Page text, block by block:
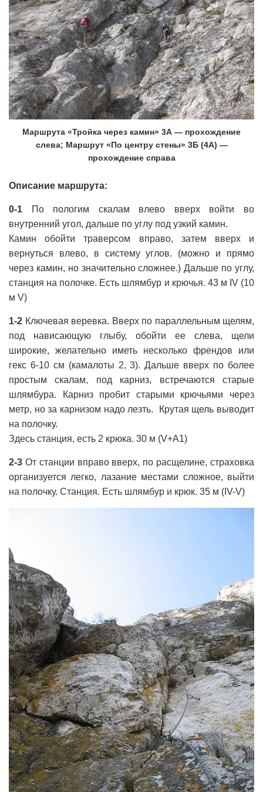
Маршрута «Тройка через камин» 3А — прохождение
слева; Маршрут «По центру стены» 3Б (4А) —
прохождение справа
Описание маршрута:
0-1 По пологим скалам влево вверх войти во
внутренний угол, дальше по углу под узкий камин.
Камин обойти траверсом вправо, затем вверх и
вернуться влево, в систему углов. (можно и прямо
через камин, но значительно сложнее.) Дальше по углу,
станция на полочке. Есть шлямбур и крючья. 43 м IV (10
м V)
1-2 Ключевая веревка. Вверх по параллельным щелям,
под нависающую глыбу, обойти ее слева, щели
широкие, желательно иметь несколько френдов или
гекс 6-10 см (камалоты 2, 3). Дальше вверх по более
простым скалам, под карниз, встречаются старые
шлямбура. Карниз пробит старыми крючьями через
метр, но за карнизом надо лезть. Крутая щель выводит
на полочку.
Здесь станция, есть 2 крюка. 30 м (V+А1)
2-3 От станции вправо вверх, по расщелине, страховка
организуется легко, лазание местами сложное, выйти
на полочку. Станция. Есть шлямбур и крюк. 35 м (IV-V)